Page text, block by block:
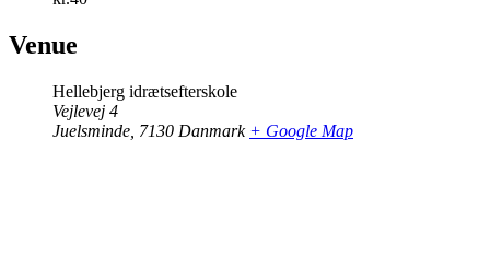
Venue
Hellebjerg idrætsefterskole
Vejlevej 4
Juelsminde 7130 Danmark + Google Map